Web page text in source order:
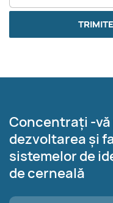
Concentrați -
dezvoltarea și
sistemelor de
de cerneală